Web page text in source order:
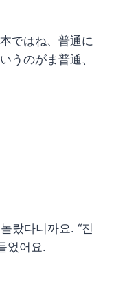
ではね、普通に
うのがま普通、
랐다니까요. “진
었어요.